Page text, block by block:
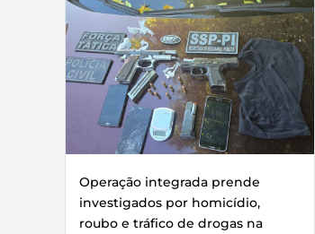
Operação integrada prende
investigados por homicídio,
roubo e tráfico de drogas na